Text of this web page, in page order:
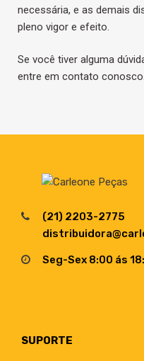
necessária, e as demais
pleno vigor e efeito.
Se você tiver alguma
entre em contato conosco.
(21) 2203-2775
Seg-Sex 8:00 ás
SUPORTE